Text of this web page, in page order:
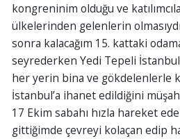
kongreninim olduğu ve
ülkelerinden gelenlerin
sonra kalacağım 15. kattaki
seyrederken Yedi Tepeli
her yerin bina ve gökdelenlerle
İstanbul’a ihanet edildiğini
17 Ekim sabahı hızla hareket
gittiğimde çevreyi kolaçan edip